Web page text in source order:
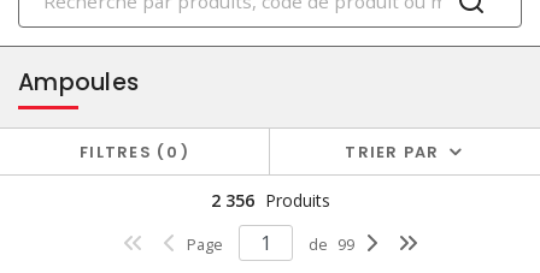
éclairage
Ampoules
FILTRES 0 TRIER PAR
2 356 Produits
Page de 99